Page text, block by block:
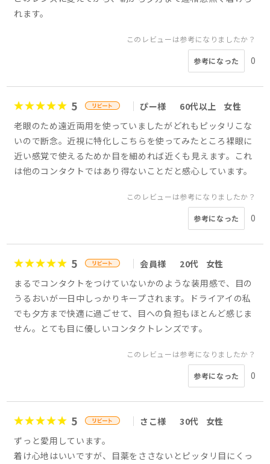
れます。
このレビューは参考になりましたか？
参考になった 0
5 ぴー様 60代以上
女性
老眼のため遠近両用を使っていましたがどれもピッタリこな
いので断念。近視に特化しこちらを使ってみたところ裸眼に
近い感覚で使えるためか目を細めれば近くも見えます。これ
は他のコンタクトではあり得ないことだと感心しています。
このレビューは参考になりましたか？
参考になった 0
5 会員様 20代
女性
まるでコンタクトをつけていないかのような装用感で、目の
うるおいが一日中しっかりキープされます。ドライアイの私
でも夕方まで快適に過ごせて、目への負担もほとんど感じま
せん。とても目に優しいコンタクトレンズです。
このレビューは参考になりましたか？
参考になった 0
5 さこ様 30代
女性
ずっと愛用しています。
着け心地はいいですが、目薬をささないとピッタリ目にくっ